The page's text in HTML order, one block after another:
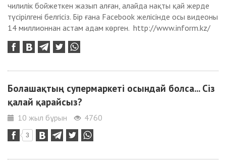
чилилік бойжеткен жазып алған, алайда нақты қай жерде
түсірілгені белгісіз. Бір ғана Facebook желісінде осы видеоны
14 миллионнан астам адам көрген. http://www.inform.kz/
Болашақтың супермаркеті осындай болса... Сіз
қалай қарайсыз?
10 жыл бұрын 4760
3